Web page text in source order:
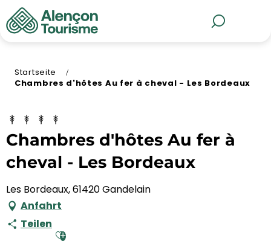
Aller
au
contenu
Startseite
Chambres d'hôtes Au fer à cheval - Les Bordeaux
Chambres d'hôtes Au fer à
cheval - Les Bordeaux
Les Bordeaux, 61420 Gandelain
Anfahrt
Teilen Ajouter aux favoris